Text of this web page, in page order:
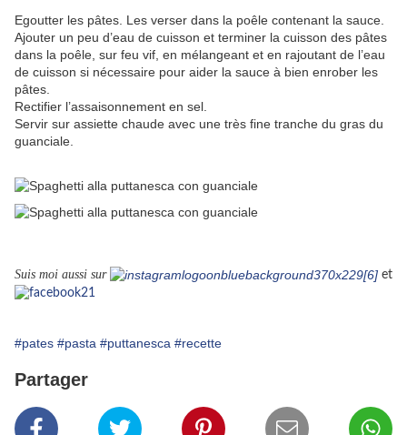
Egoutter les pâtes. Les verser dans la poêle contenant la sauce.
Ajouter un peu d’eau de cuisson et terminer la cuisson des pâtes
dans la poêle, sur feu vif, en mélangeant et en rajoutant de l’eau
de cuisson si nécessaire pour aider la sauce à bien enrober les
pâtes.
Rectifier l’assaisonnement en sel.
Servir sur assiette chaude avec une très fine tranche du gras du
guanciale.
Suis moi aussi sur et
#pates #pasta #puttanesca #recette
Partager